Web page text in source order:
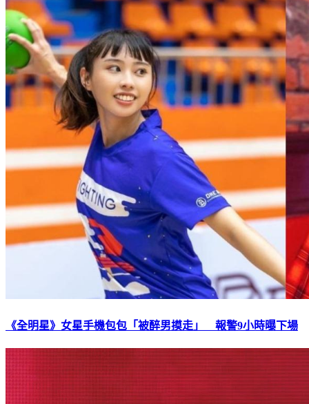
《全明星》女星手機包包「被醉男摸走」 報警9小時曝下場